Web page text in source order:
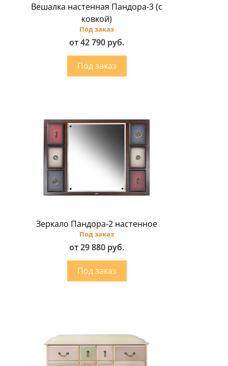
Вешалка настенная Пандора-3 (с
ковкой)
Под заказ
от 42 790 руб.
Зеркало Пандора-2 настенное
Под заказ
от 29 880 руб.